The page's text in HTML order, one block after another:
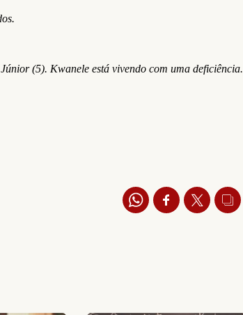
(5). Kwanele está vivendo com uma deficiência.